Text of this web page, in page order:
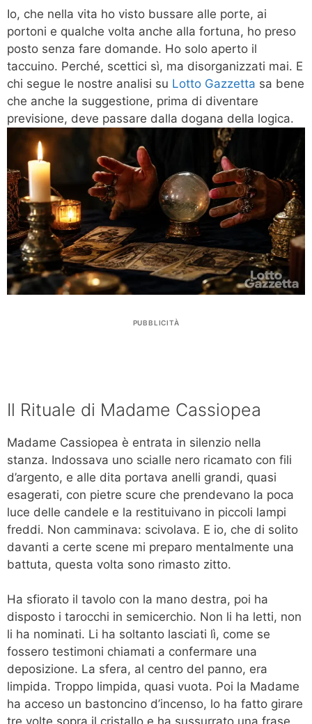
Io, che nella vita ho visto bussare alle porte, ai
portoni e qualche volta anche alla fortuna, ho preso
posto senza fare domande. Ho solo aperto il
taccuino. Perché, scettici sì, ma disorganizzati mai. E
chi segue le nostre analisi su Lotto Gazzetta sa bene
che anche la suggestione, prima di diventare
previsione, deve passare dalla dogana della logica.
PUBBLICITÀ
Il Rituale di Madame Cassiopea
Madame Cassiopea è entrata in silenzio nella
stanza. Indossava uno scialle nero ricamato con fili
d’argento, e alle dita portava anelli grandi, quasi
esagerati, con pietre scure che prendevano la poca
luce delle candele e la restituivano in piccoli lampi
freddi. Non camminava: scivolava. E io, che di solito
davanti a certe scene mi preparo mentalmente una
battuta, questa volta sono rimasto zitto.
Ha sfiorato il tavolo con la mano destra, poi ha
disposto i tarocchi in semicerchio. Non li ha letti, non
li ha nominati. Li ha soltanto lasciati lì, come se
fossero testimoni chiamati a confermare una
deposizione. La sfera, al centro del panno, era
limpida. Troppo limpida, quasi vuota. Poi la Madame
ha acceso un bastoncino d’incenso, lo ha fatto girare